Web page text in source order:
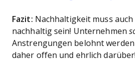
Fazit: Nachhaltigkeit muss
nachhaltig sein! Unternehmen
Anstrengungen belohnt werden
daher offen und ehrlich darüber!